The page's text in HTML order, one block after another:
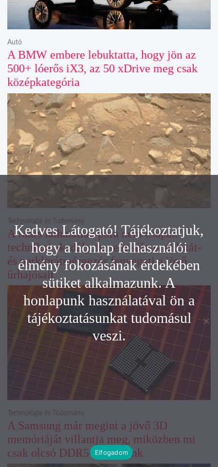
A BMW embere lebuktatta, hogy jön az
500+ lóerős iX3, az 50 xDrive meg csak
középkategória
Autó
A Mars láthatatlan pora nem csupán
technikai akadály, hanem súlyos szilikát-
és perklorátmérgezés fenyegeti a jövő
űrhajósait
Technológia és Tudomány
A Samsung már megint a jövő 3D
memóriáját villantja meg, miközben mi
csak olcsó DDR5-öt akarunk
Technológia és Tudomány
Kedves Látogató! Tájékoztatjuk,
hogy a honlap felhasználói
élmény fokozásának érdekében
sütiket alkalmazunk. A
honlapunk használatával ön a
tájékoztatásunkat tudomásul
veszi.
Elfogadom